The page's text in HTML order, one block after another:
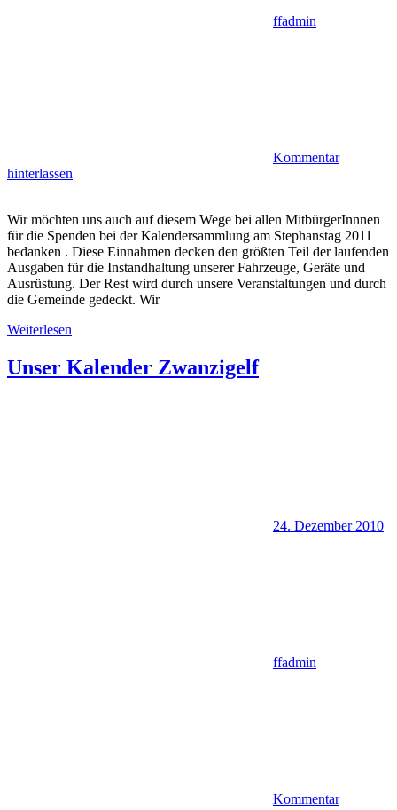
ffadmin
Kommentar
hinterlassen
Wir möchten uns auch auf diesem Wege bei allen MitbürgerInnnen
für die Spenden bei der Kalendersammlung am Stephanstag 2011
bedanken . Diese Einnahmen decken den größten Teil der laufenden
Ausgaben für die Instandhaltung unserer Fahrzeuge, Geräte und
Ausrüstung. Der Rest wird durch unsere Veranstaltungen und durch
die Gemeinde gedeckt. Wir
Weiterlesen
Unser Kalender Zwanzigelf
24. Dezember 2010
ffadmin
Kommentar